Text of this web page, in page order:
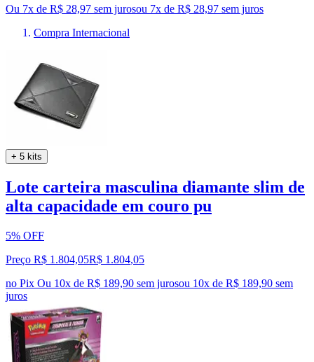
Ou 7x de R$ 28,97 sem jurosou 7x de R$ 28,97 sem juros
Compra Internacional
+ 5 kits
Lote carteira masculina diamante slim de
alta capacidade em couro pu
5% OFF
Preço R$ 1.804,05R$ 1.804,05
no Pix Ou 10x de R$ 189,90 sem jurosou 10x de R$ 189,90 sem
juros